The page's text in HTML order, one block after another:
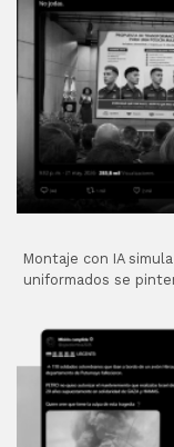
Montaje con IA
uniformados se